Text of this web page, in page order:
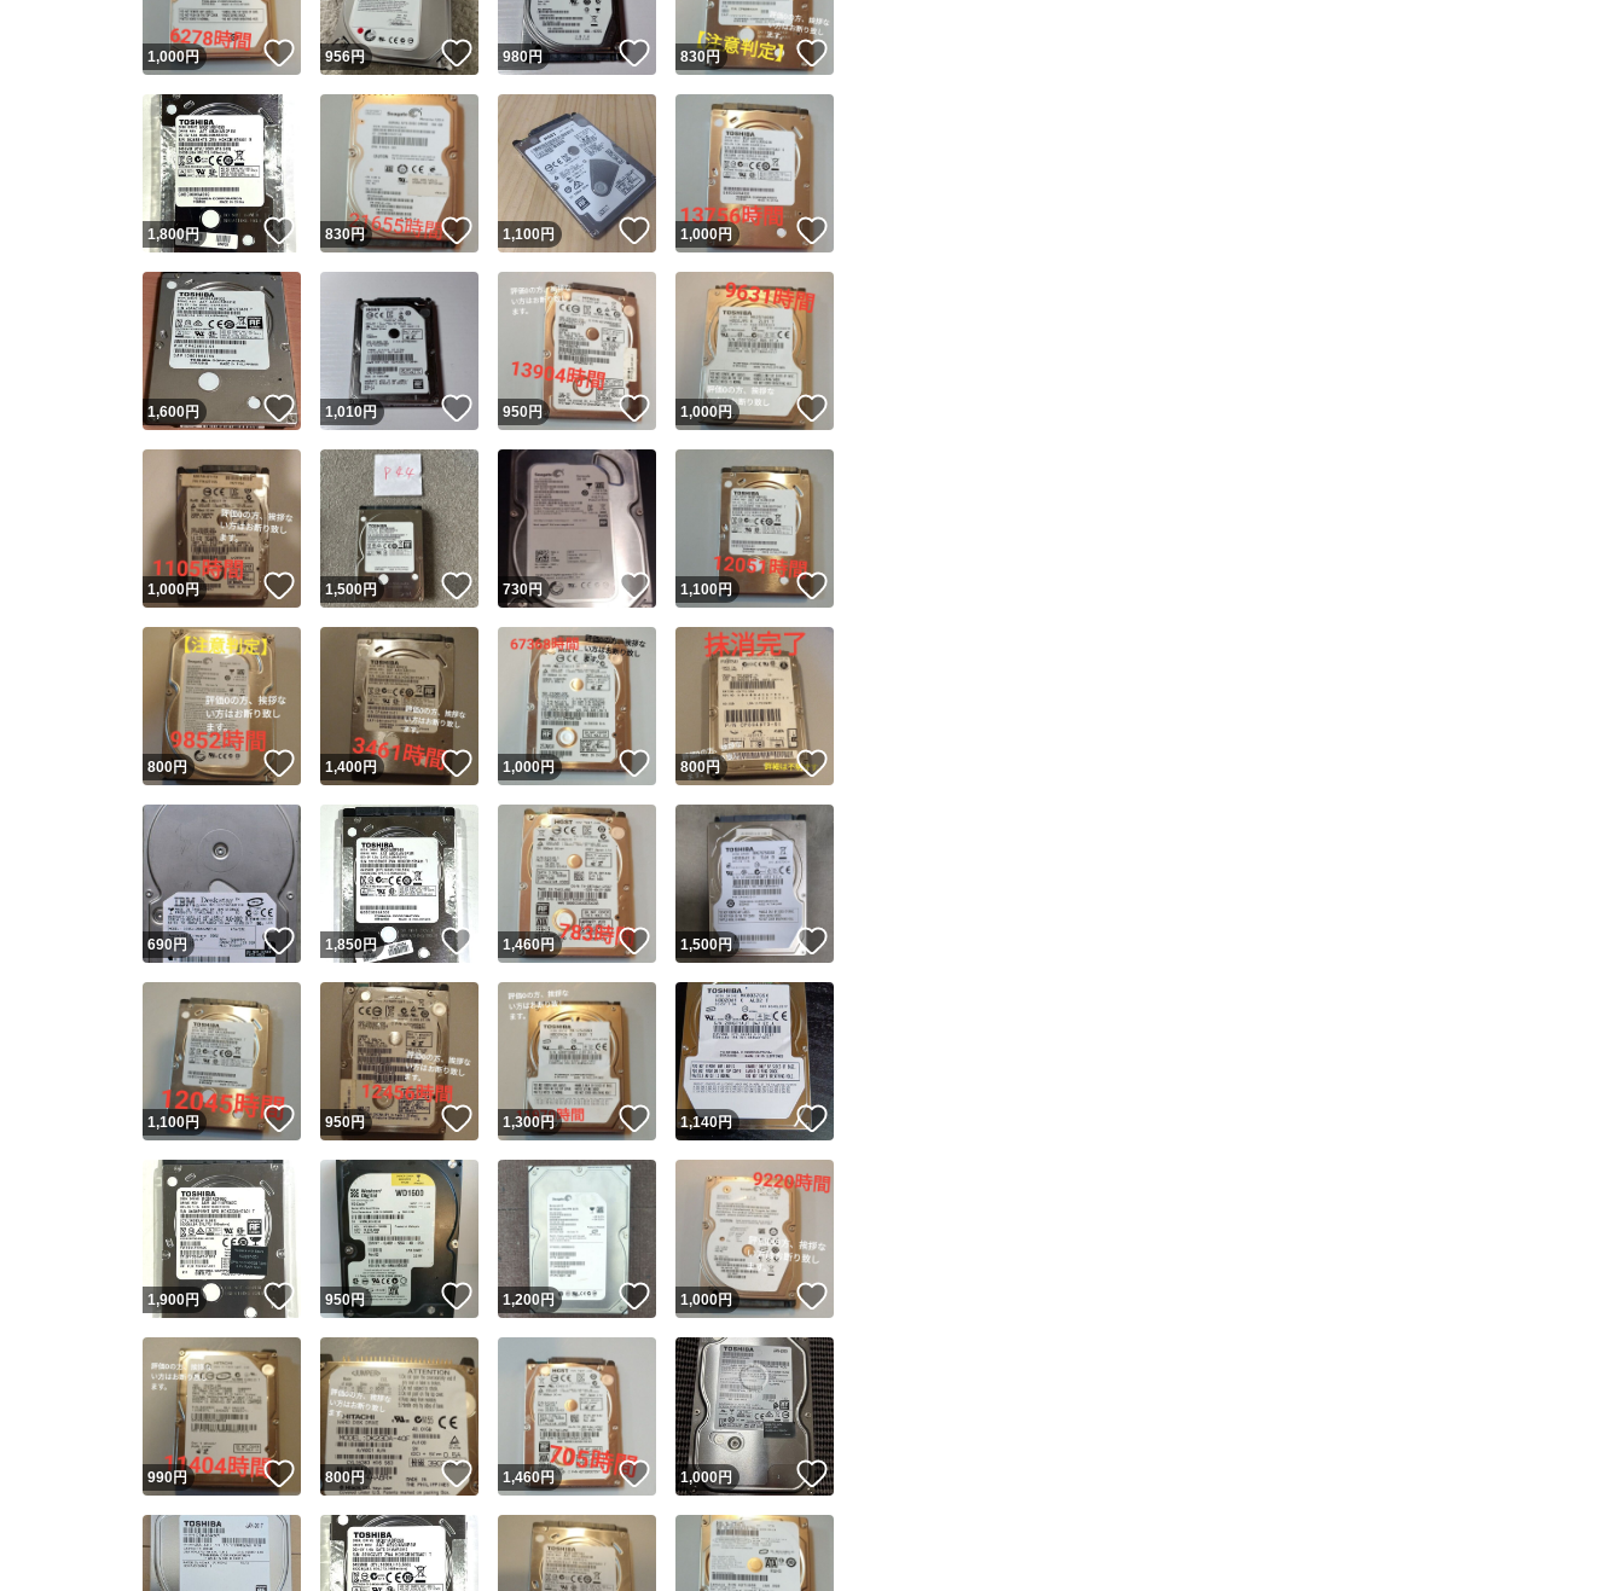
他フリマ実績◯+ このユーザーは他フリマサービスでの取引実績があります
スピード&安心発送
※このバッジは実績に基づく表示であり、発送を保証しているものではありません
スピード＆安心発送
このユーザーは高頻度で24時間以内＆設定した発送日数内に発送してい
スピード発送 このユーザーは高頻度で24時間以内に発送しています
安心発送 このユーザーは設定した発送日数内に発送しています
出品ページへ
キャンセル
1,000円 いいね！
956円 いいね！
980円 いいね！
830円
1,800円 いいね！
830円 いいね！
1,100円 いいね！
1,000円
1,600円 いいね！
1,010円 いいね！
950円 いいね！
1,000円
1,000円 いいね！
1,500円 いいね！
730円 いいね！
1,100円
800円 いいね！
1,400円 いいね！
1,000円 いいね！
800円
690円 いいね！
1,850円 いいね！
1,460円 いいね！
1,500円
1,100円 いいね！
950円 いいね！
1,300円 いいね！
1,140円
1,900円 いいね！
950円 いいね！
1,200円 いいね！
1,000円
990円 いいね！
800円 いいね！
1,460円 いいね！
1,000円 いいね！